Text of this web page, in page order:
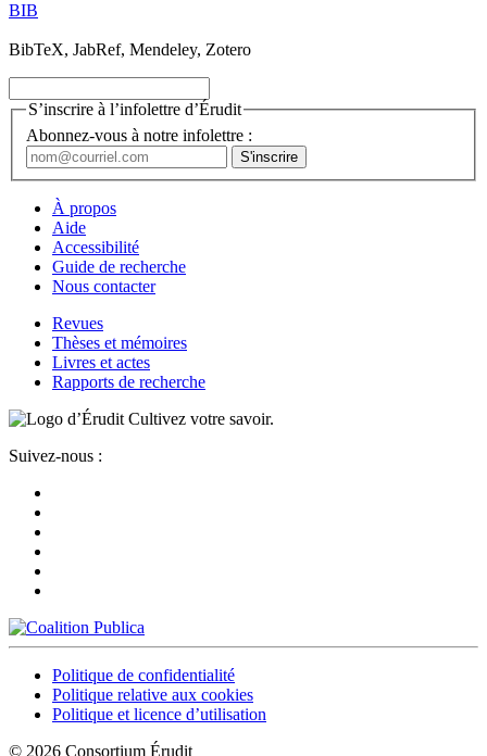
BIB
BibTeX, JabRef, Mendeley, Zotero
S’inscrire à l’infolettre d’Érudit
Abonnez-vous à notre infolettre :
À propos
Aide
Accessibilité
Guide de recherche
Nous contacter
Revues
Thèses et mémoires
Livres et actes
Rapports de recherche
Cultivez votre savoir.
Suivez-nous :
Politique de confidentialité
Politique relative aux cookies
Politique et licence d’utilisation
© 2026 Consortium Érudit